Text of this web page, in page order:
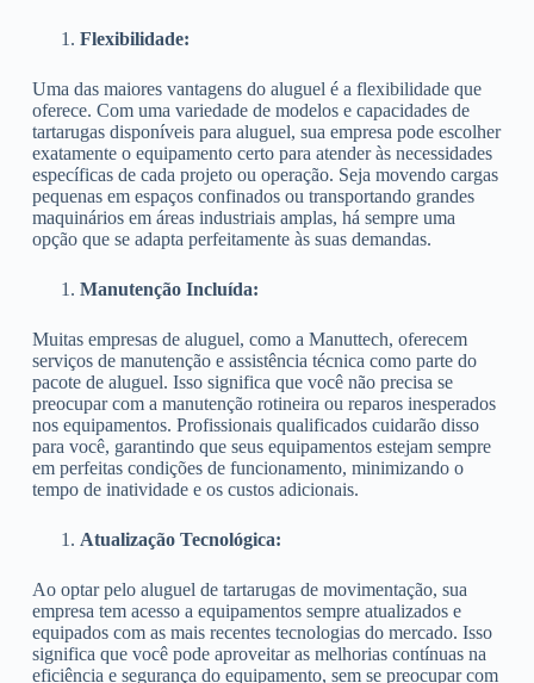
Flexibilidade:
Uma das maiores vantagens do aluguel é a flexibilidade que
oferece. Com uma variedade de modelos e capacidades de
tartarugas disponíveis para aluguel, sua empresa pode escolher
exatamente o equipamento certo para atender às necessidades
específicas de cada projeto ou operação. Seja movendo cargas
pequenas em espaços confinados ou transportando grandes
maquinários em áreas industriais amplas, há sempre uma
opção que se adapta perfeitamente às suas demandas.
Manutenção Incluída:
Muitas empresas de aluguel, como a Manuttech, oferecem
serviços de manutenção e assistência técnica como parte do
pacote de aluguel. Isso significa que você não precisa se
preocupar com a manutenção rotineira ou reparos inesperados
nos equipamentos. Profissionais qualificados cuidarão disso
para você, garantindo que seus equipamentos estejam sempre
em perfeitas condições de funcionamento, minimizando o
tempo de inatividade e os custos adicionais.
Atualização Tecnológica:
Ao optar pelo aluguel de tartarugas de movimentação, sua
empresa tem acesso a equipamentos sempre atualizados e
equipados com as mais recentes tecnologias do mercado. Isso
significa que você pode aproveitar as melhorias contínuas na
eficiência e segurança do equipamento, sem se preocupar com